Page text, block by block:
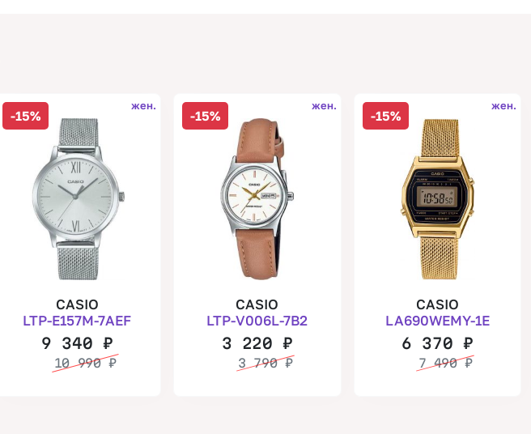
-15%
жен.
CASIO
LTP-E157M-7AEF
9 340 ₽
10 990₽
-15%
жен.
CASIO
LTP-V006L-7B2
3 220₽
3 790₽
-15%
жен.
CASIO
LA690WEMY-1E
6 370 ₽
7 490₽